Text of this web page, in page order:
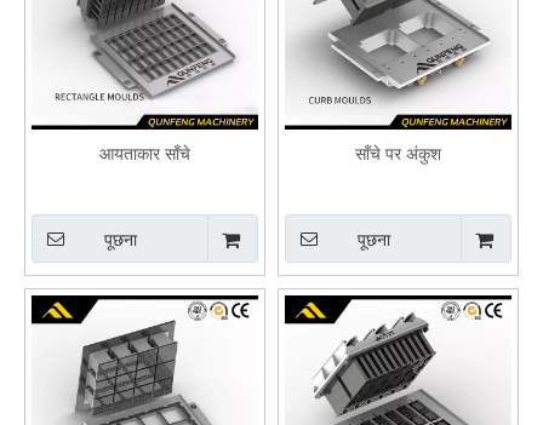
आयताकार साँचे
पूछना
साँचे पर अंकुश
पूछना